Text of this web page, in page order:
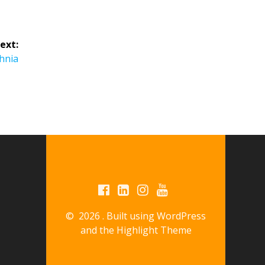
© 2026 . Built using WordPress
and the Highlight Theme